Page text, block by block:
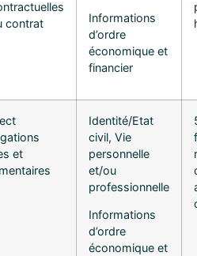
contrat
Informations
d’ordre
économique et
financier
et
Identité/Etat
civil, Vie
personnelle
et/ou
professionnelle
Informations
d’ordre
économique et